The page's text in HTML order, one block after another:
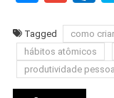
Tagged como
hábitos atômicos
produtividade pessoal